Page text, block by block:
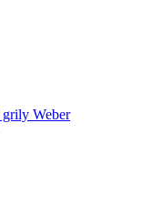
grily Weber